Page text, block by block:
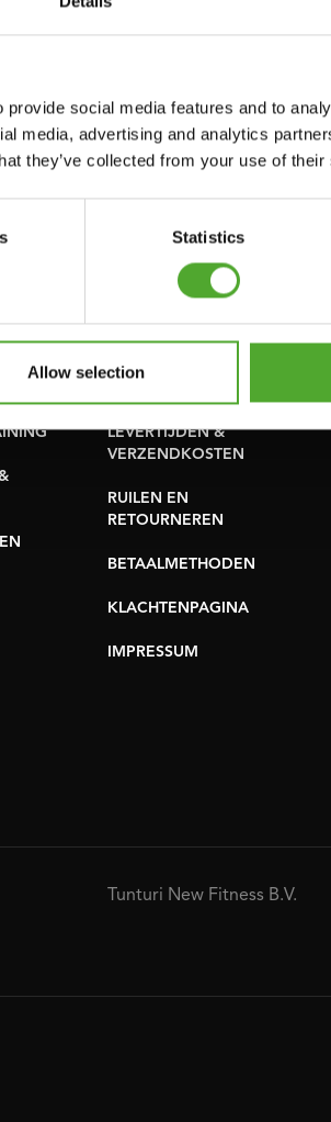
social media features and to
media, advertising and analytics
they’ve collected from your use of
Statistics
Allow selection
HUIDIGE
OUDE
PRODUCTHANDLEIDINGEN
PROBLEEM MELDEN
LEVERING
APPS
ALGEMENE
LEVERTIJDEN &
VERZENDKOSTEN
RUILEN EN
RETOURNEREN
BETAALMETHODEN
KLACHTENPAGINA
IMPRESSUM
Tunturi New Fitness B.V.